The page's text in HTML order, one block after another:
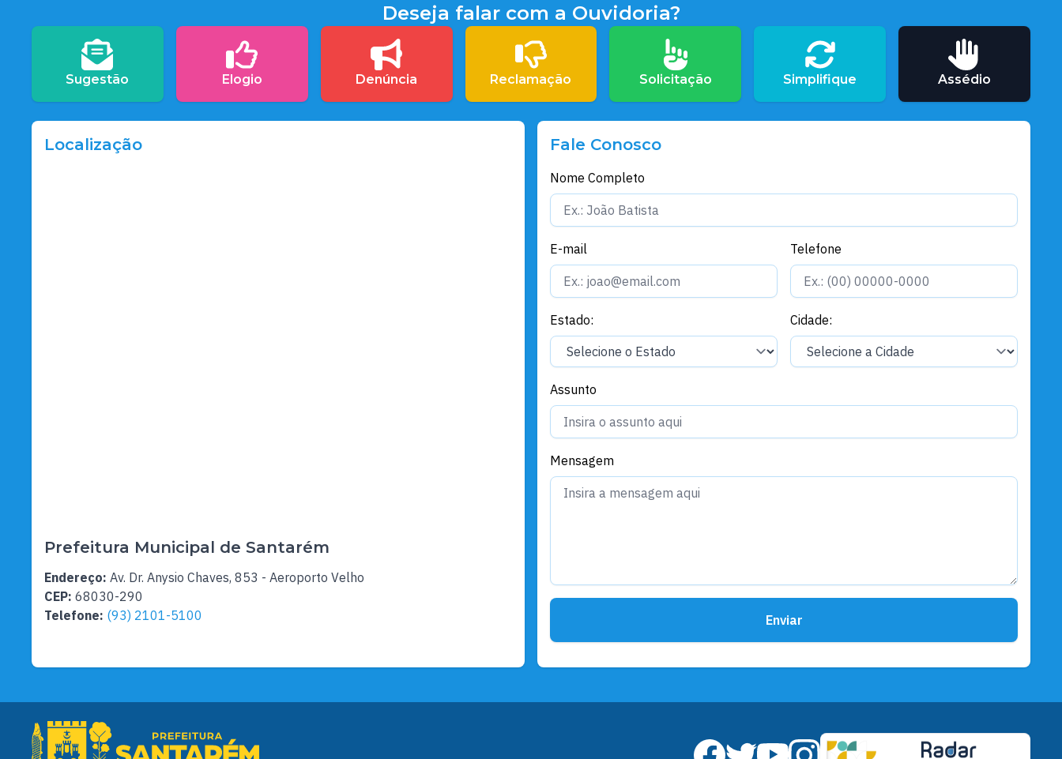
Deseja falar com a Ouvidoria?
Sugestão Elogio Denúncia Reclamação Solicitação Simplifique Assédio
Localização
Prefeitura Municipal de Santarém
Endereço: Av. Dr. Anysio Chaves, 853 - Aeroporto Velho
CEP: 68030-290
Telefone: (93) 2101-5100
Fale Conosco
Nome Completo
E-mail Telefone
Estado: Cidade:
Assunto
Mensagem
Enviar